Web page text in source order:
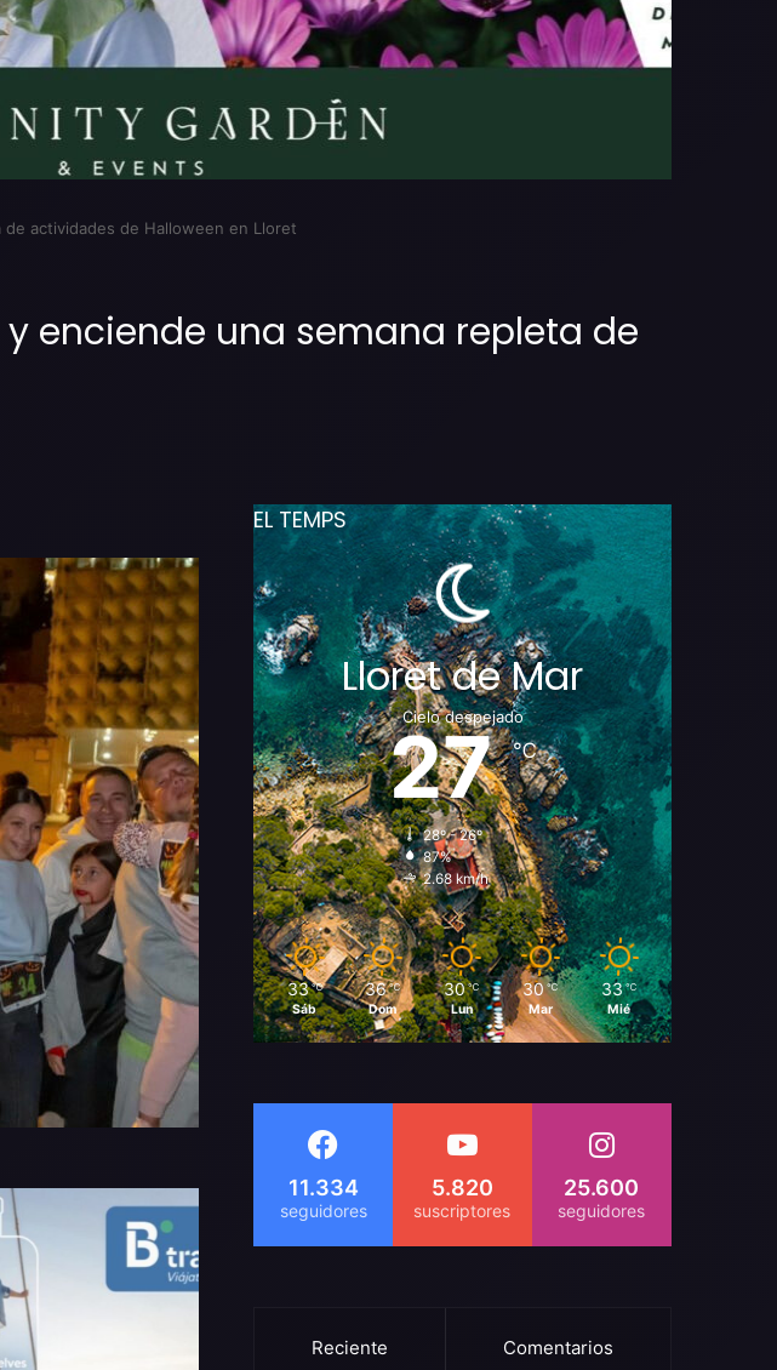
de actividades de Halloween en Lloret
enciende una semana repleta de
EL TEMPS
Lloret de Mar
Cielo despejado
27℃
28º - 26º
87%
2.68 km/h
33 ℃
Sáb
36 ℃
Dom
30 ℃
Lun
30 ℃
Mar
33 ℃
Mié
11.334 5.820 25.600
Reciente Comentarios